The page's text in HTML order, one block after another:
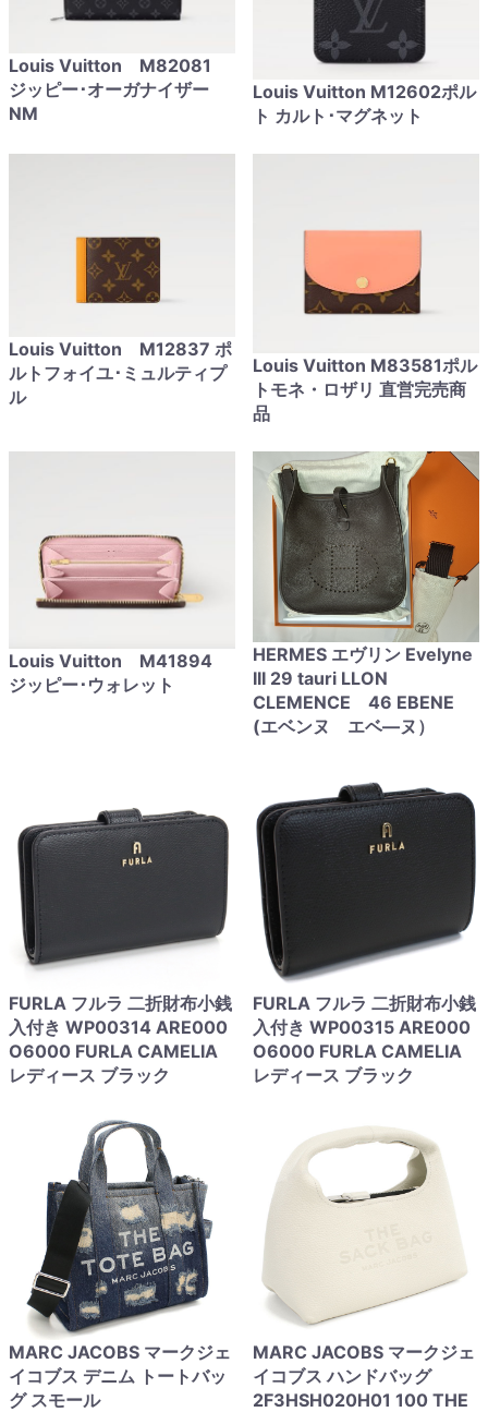
Louis Vuitton M82081
ジッピー･オーガナイザー
NM
Louis Vuitton M12602ポル
ト カルト･マグネット
Louis Vuitton M12837 ポ
ルトフォイユ･ミュルティプ
ル
Louis Vuitton M83581ポル
トモネ・ロザリ 直営完売商
品
Louis Vuitton M41894
ジッピー･ウォレット
HERMES エヴリン Evelyne
III 29 tauri LLON
CLEMENCE 46 EBENE
(エベンヌ エベ―ヌ）
FURLA フルラ 二折財布小銭
入付き WP00314 ARE000
O6000 FURLA CAMELIA
レディース ブラック
FURLA フルラ 二折財布小銭
入付き WP00315 ARE000
O6000 FURLA CAMELIA
レディース ブラック
MARC JACOBS マークジェ
イコブス デニム トートバッ
グ スモール
MARC JACOBS マークジェ
イコブス ハンドバッグ
2F3HSH020H01 100 THE